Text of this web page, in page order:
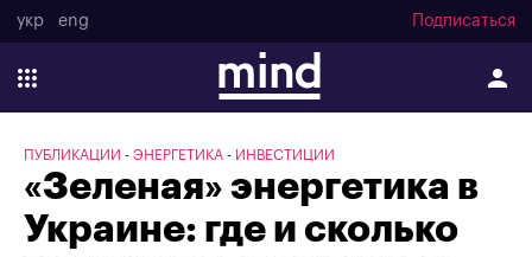
укр eng Подписаться
ПУБЛИКАЦИИ ЭНЕРГЕТИКА ИНВЕСТИЦИИ
«Зеленая» энергетика в
Украине: где и сколько